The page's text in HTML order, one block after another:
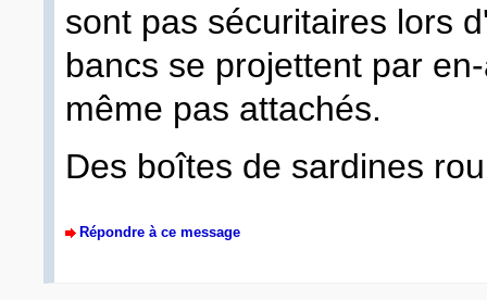
sont pas sécuritaires lors
bancs se projettent par
même pas attachés.
Des boîtes de sardines
Répondre à ce message